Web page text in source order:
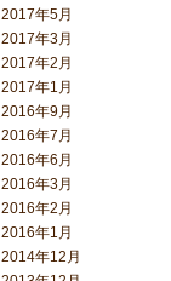
2017年5月
2017年3月
2017年2月
2017年1月
2016年9月
2016年7月
2016年6月
2016年3月
2016年2月
2016年1月
2014年12月